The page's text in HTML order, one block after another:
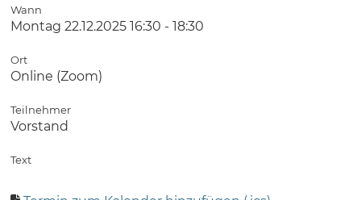
Wann
Montag 22.12.2025 16:30 - 18:30
Ort
Online (Zoom)
Teilnehmer
Vorstand
Text